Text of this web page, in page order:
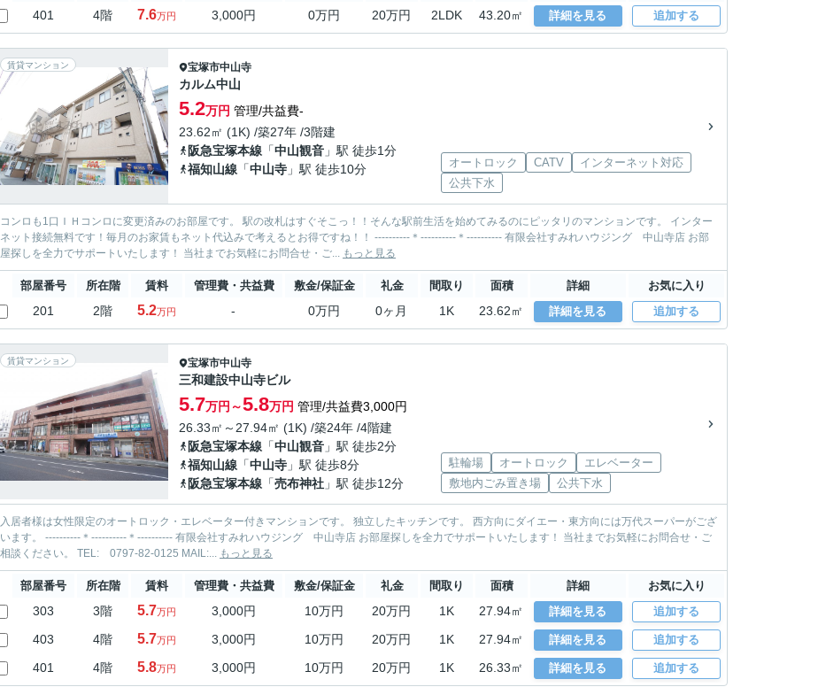
401 4階 7.6万円 3,000円 0万円 20万円 2LDK 43.20㎡ 詳細を見る 追加する
賃貸マンション 宝塚市中山寺
カルム中山
5.2万円 管理/共益費-
23.62㎡ (1K) /築27年 /3階建
阪急宝塚本線 「中山観音 」駅 徒歩1分
福知山線 「中山寺 」駅 徒歩10分 オートロック CATV
インターネット対応
公共下水
コンロも1口ＩＨコンロに変更済みのお部屋です。 駅の改札はすぐそこっ！！そんな駅前生活を始めてみるのにピッタリのマンションです。 インター
ネット接続無料です！毎月のお家賃もネット代込みで考えるとお得ですね！！ ----------＊----------＊---------- 有限会社すみれハウジング 中山寺店 お部
屋探しを全力でサポートいたします！ 当社までお気軽にお問合せ・ご... もっと見る
部屋番号 所在階 賃料 管理費・共益費 敷金/保証金 礼金 間取り 面積 詳細 お気に入り
201 2階 5.2万円 - 0万円 0ヶ月 1K 23.62㎡ 詳細を見る 追加する
賃貸マンション 宝塚市中山寺
三和建設中山寺ビル
5.7万円～5.8万円 管理/共益費3,000円
26.33㎡～27.94㎡ (1K) /築24年 /4階建
阪急宝塚本線 「中山観音 」駅 徒歩2分
福知山線 「中山寺 」駅 徒歩8分
阪急宝塚本線 「売布神社 」駅 徒歩12分
駐輪場 オートロック
エレベーター
敷地内ごみ置き場
公共下水
入居者様は女性限定のオートロック・エレベーター付きマンションです。 独立したキッチンです。 西方向にダイエー・東方向には万代スーパーがござ
います。 ----------＊----------＊---------- 有限会社すみれハウジング 中山寺店 お部屋探しを全力でサポートいたします！ 当社までお気軽にお問合せ・ご
相談ください。 TEL: 0797-82-0125 MAIL:... もっと見る
部屋番号 所在階 賃料 管理費・共益費 敷金/保証金 礼金 間取り 面積 詳細 お気に入り
303 3階 5.7万円 3,000円 10万円 20万円 1K 27.94㎡ 詳細を見る 追加する
403 4階 5.7万円 3,000円 10万円 20万円 1K 27.94㎡ 詳細を見る 追加する
401 4階 5.8万円 3,000円 10万円 20万円 1K 26.33㎡ 詳細を見る 追加する